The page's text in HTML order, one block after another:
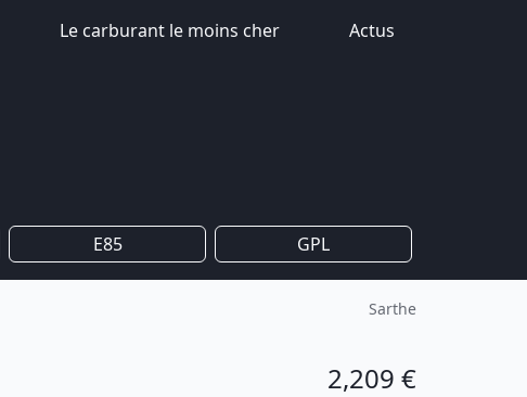
Le carburant le moins cher Actus
E85 GPL
Sarthe
2,209 €